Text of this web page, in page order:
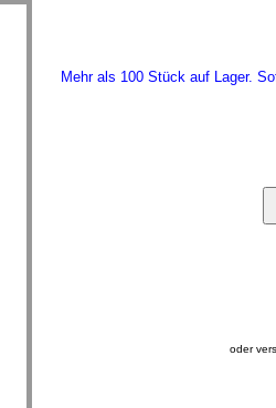
Mehr als 100 Stück auf Lager.
oder